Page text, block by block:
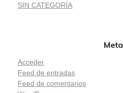
SIN CATEGORÍA
Meta
Acceder
Feed de entradas
Feed de comentarios